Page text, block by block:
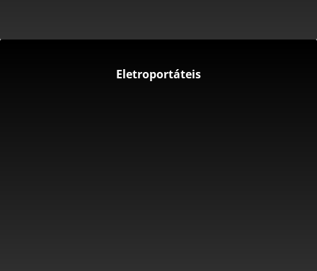
Eletroportáteis